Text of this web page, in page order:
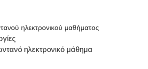
ηλεκτρονικού μαθήματος
ηλεκτρονικό μάθημα